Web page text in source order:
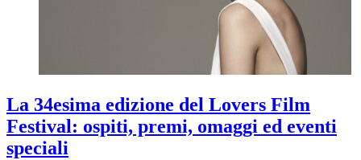
La 34esima edizione del Lovers Film
Festival: ospiti, premi, omaggi ed eventi
speciali